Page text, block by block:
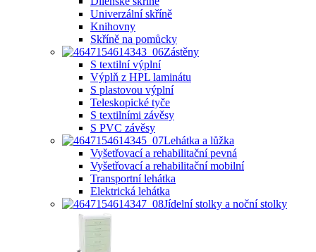
Univerzální skříně
Knihovny
Skříně na pomůcky
Zástěny
S textilní výplní
Výplň z HPL laminátu
S plastovou výplní
Teleskopické tyče
S textilními závěsy
S PVC závěsy
Lehátka a lůžka
Vyšetřovací a rehabilitační pevná
Vyšetřovací a rehabilitační mobilní
Transportní lehátka
Elektrická lehátka
Jídelní stolky a noční stolky